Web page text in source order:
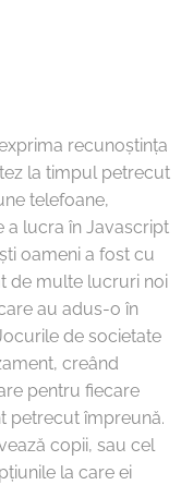
recunoștința
la timpul petrecut
telefoane,
a lucra în Javascript
oameni a fost cu
de multe lucruri noi
au adus-o în
de societate
creând
pentru fiecare
petrecut împreună.
copii, sau cel
la care ei